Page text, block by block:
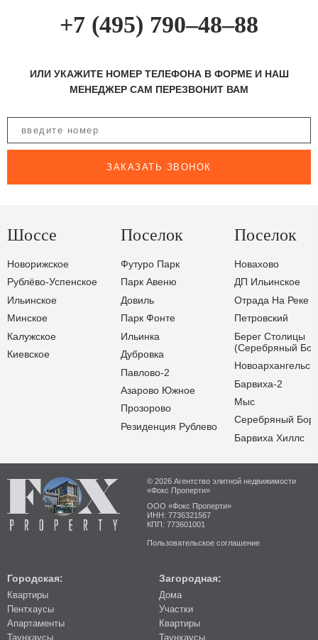
+7 (495) 790–48–88
ИЛИ УКАЖИТЕ НОМЕР ТЕЛЕФОНА В ФОРМЕ И НАШ
МЕНЕДЖЕР САМ ПЕРЕЗВОНИТ ВАМ
ЗАКАЗАТЬ ЗВОНОК
Шоссе
Новорижское
Рублёво-Успенское
Ильинское
Минское
Калужское
Киевское
Поселок
Футуро Парк
Парк Авеню
Довиль
Парк Фонте
Ильинка
Дубровка
Павлово-2
Азарово Южное
Прозорово
Резиденция Рублево
Поселок
Новахово
ДП Ильинское
Отрада На Реке
Петровский
Берег Столицы
(Серебряный
Барвиха-2
Мыс
Серебряный Бор
Барвиха Хиллс
© 2026 Агентство элитной недвижимости
«Фокс Проперти»
ООО «Фокс Проперти»
ИНН: 7736321567
КПП: 773601001
Пользовательское соглашение
Городская:
Квартиры
Пентхаусы
Апартаменты
Таунхаусы
Загородная:
Дома
Участки
Квартиры
Таунхаусы